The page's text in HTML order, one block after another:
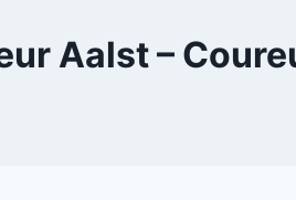
Aalst –